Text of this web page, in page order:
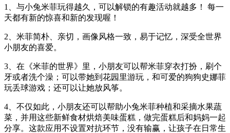
1、与小兔米菲玩得越久，可以解锁的有趣活动就越多！ 每一
天都有新的惊喜和新的发现喔！
2、米菲简朴、亲切，画像风格一致，易于记忆，深受全世界
小朋友的喜爱。
3、在《米菲的世界》里，小朋友可以帮米菲穿衣打扮，刷个
牙或者洗个澡；可以带她到花园里游玩，和可爱的狗狗史娜菲
玩丢球游戏；还可以让她放风筝。
4、不仅如此，小朋友还可以帮助小兔米菲种植和采摘水果蔬
菜，并用这些新鲜食材烘焙美味蛋糕，做完蛋糕后和妈妈一起
分享。这款应用不设置对抗环节，没有输赢，让孩子在日常生